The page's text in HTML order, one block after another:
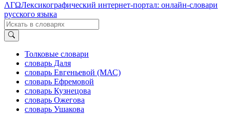
ΛΓΩЛексикографический интернет-портал: онлайн-словари
русского языка
Толковые словари
словарь Даля
словарь Евгеньевой (МАС)
словарь Ефремовой
словарь Кузнецова
словарь Ожегова
словарь Ушакова